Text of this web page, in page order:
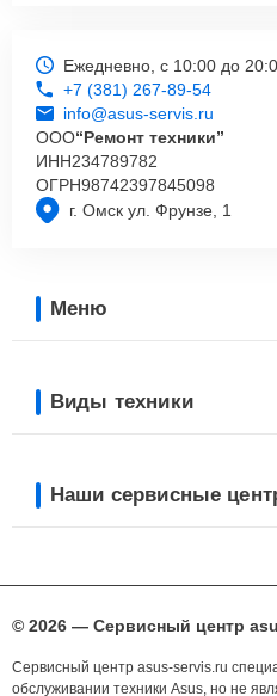
г. Омск ул. Фрунзе, 1
Ежедневно, с 10:00 до
+7 (381) 267-89-54
info@asus-servis.ru
ООО“Ремонт техники”
ИНН234789782
ОГРН98742397845098
Меню
Виды техники
Наши сервисные
© 2026 — Сервисный центр
Сервисный центр asus-servis.ru
обслуживании техники Asus, но не